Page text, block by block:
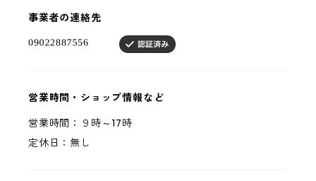
事業者の連絡先
営業時間・ショップ情報など
営業時間：９時～17時
定休日：無し